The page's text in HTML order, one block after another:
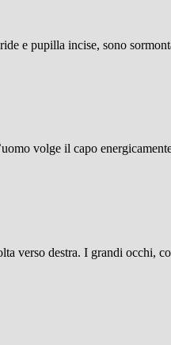
e pupilla incise, sono
volge il capo
verso destra. I grandi occhi,